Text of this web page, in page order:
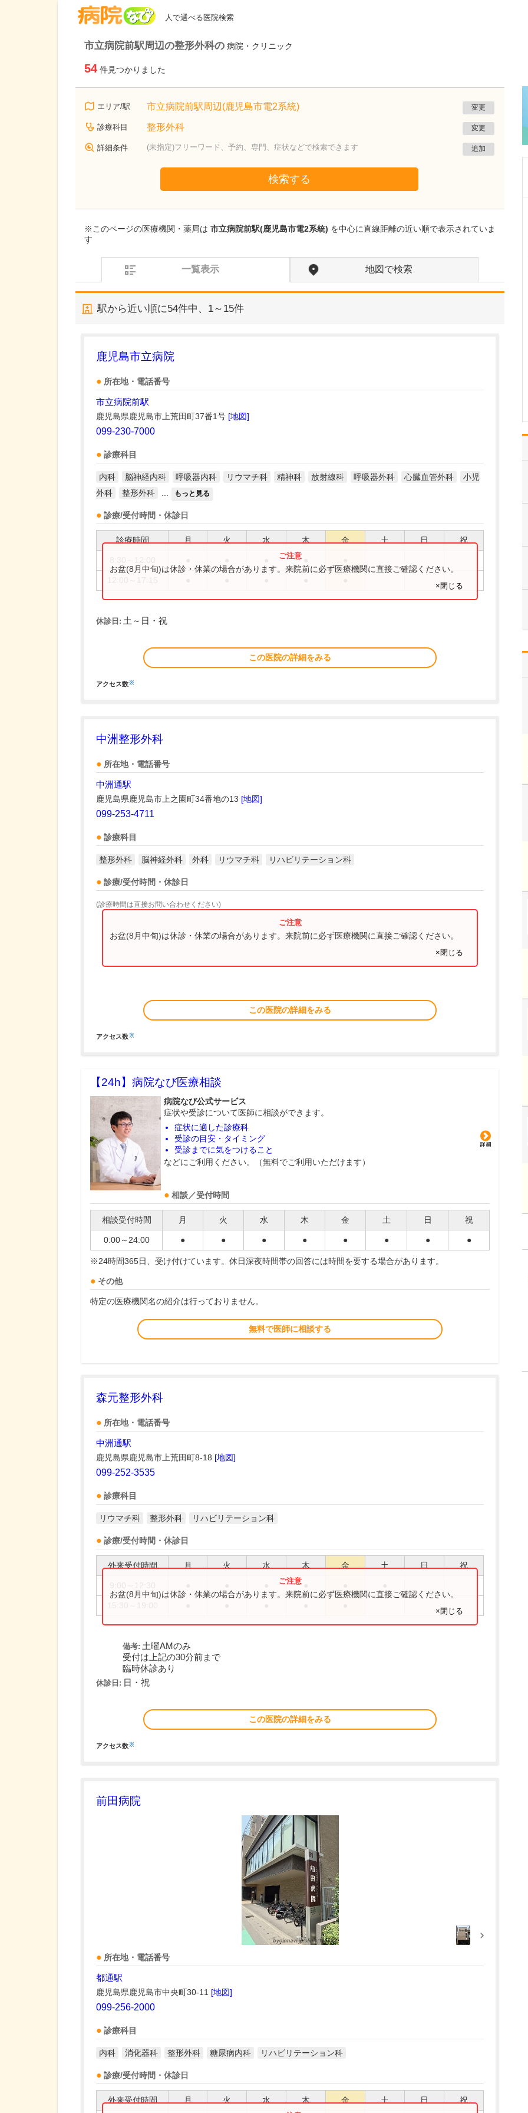
人で選べる医院検索
市立病院前駅周辺の整形外科の 病院・クリニック
54 件見つかりました
エリア/駅 市立病院前駅周辺(鹿児島市電2系統) 変更
診療科目 整形外科 変更
詳細条件 (未指定)フリーワード、予約、専門、症状などで検索できます 追加
検索する
※このページの医療機関・薬局は 市立病院前駅(鹿児島市電2系統) を中心に直線距離の近い順で表示されていま
す
一覧表示 地図で検索
駅から近い順に54件中、 1～15件
鹿児島市立病院
所在地・電話番号
市立病院前駅
鹿児島県鹿児島市上荒田町37番1号 [地図]
099-230-7000
診療科目
内科 脳神経内科 呼吸器内科 リウマチ科 精神科 放射線科 呼吸器外科 心臓血管外科
小児
外科
整形外科 もっと見る
診療/受付時間・休診日
診療時間 月 火 水 木 金 土 日 祝
お盆(8月中旬)は休診・休業の場合があります。来院前に必ず医療機関に直接ご確認ください。
×閉じる
休診日: 土～日・祝
この医院の詳細をみる
アクセス数※
中洲整形外科
所在地・電話番号
中洲通駅
鹿児島県鹿児島市上之園町34番地の13 [地図]
099-253-4711
診療科目
整形外科 脳神経外科 外科 リウマチ科 リハビリテーション科
診療/受付時間・休診日
(診療時間は直接お問い合わせください)
お盆(8月中旬)は休診・休業の場合があります。来院前に必ず医療機関に直接ご確認ください。
×閉じる
この医院の詳細をみる
アクセス数※
【24h】 病院なび医療相談
病院なび公式サービス
症状や受診について医師に相談ができます。
症状に適した診療科
受診の目安・タイミング
受診までに気をつけること
などにご利用ください。（無料でご利用いただけます）
相談／受付時間
相談受付時間 月 火 水 木 金 土 日 祝
0:00～24:00 ● ● ● ● ● ● ● ●
※24時間365日、受け付けています。休日深夜時間帯の回答には時間を要する場合があります。
その他
特定の医療機関名の紹介は行っておりません。
無料で医師に相談する
森元整形外科
所在地・電話番号
中洲通駅
鹿児島県鹿児島市上荒田町8-18 [地図]
099-252-3535
診療科目
リウマチ科 整形外科 リハビリテーション科
診療/受付時間・休診日
外来受付時間 月 火 水 木 金 土 日 祝
お盆(8月中旬)は休診・休業の場合があります。来院前に必ず医療機関に直接ご確認ください。
×閉じる
備考: 土曜AMのみ
受付は上記の30分前まで
臨時休診あり
休診日: 日・祝
この医院の詳細をみる
アクセス数※
前田病院
所在地・電話番号
都通駅
鹿児島県鹿児島市中央町30-11 [地図]
099-256-2000
診療科目
内科 消化器科 整形外科 糖尿病内科 リハビリテーション科
診療/受付時間・休診日
外来受付時間 月 火 水 木 金 土 日 祝
鹿児島県鹿児島市
緑ヶ丘クリニック
新田 翔
桂 久和 医師 取材記事
貴院の診療内容を教えてください。